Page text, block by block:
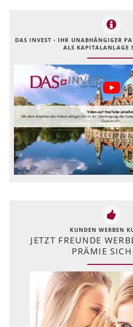
DAS INVEST - IHR UNABHÄNGIGER
ALS KAPITALANLAGE
Video auf YouTube
Mit dem Ansehen des Videos willigen Sie in die Übertragung der
Cookies ein.
KUNDEN WERBEN
JETZT FREUNDE
PRÄMIE